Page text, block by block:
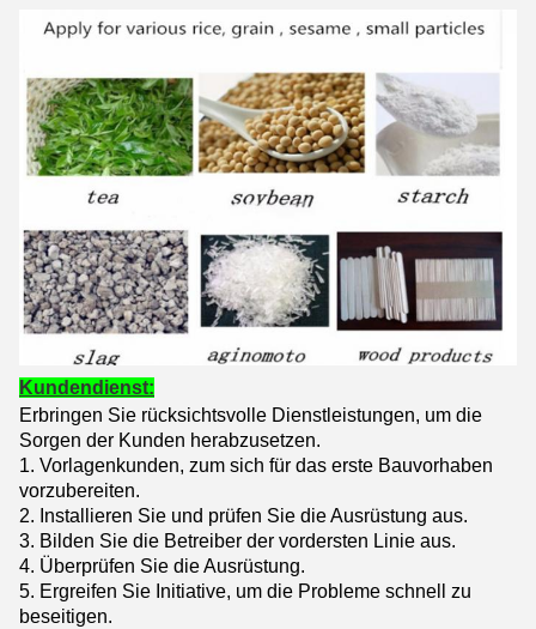
Kundendienst:
Erbringen Sie rücksichtsvolle Dienstleistungen, um die
Sorgen der Kunden herabzusetzen.
1. Vorlagenkunden, zum sich für das erste Bauvorhaben
vorzubereiten.
2. Installieren Sie und prüfen Sie die Ausrüstung aus.
3. Bilden Sie die Betreiber der vordersten Linie aus.
4. Überprüfen Sie die Ausrüstung.
5. Ergreifen Sie Initiative, um die Probleme schnell zu
beseitigen.